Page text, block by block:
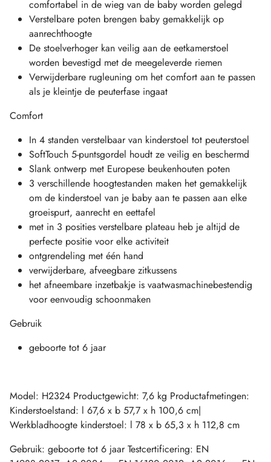
comfortabel in de wieg van de baby worden gelegd
Verstelbare poten brengen baby gemakkelijk op
aanrechthoogte
De stoelverhoger kan veilig aan de eetkamerstoel
worden bevestigd met de meegeleverde riemen
Verwijderbare rugleuning om het comfort aan te passen
als je kleintje de peuterfase ingaat
Comfort
In 4 standen verstelbaar van kinderstoel tot peuterstoel
SoftTouch 5-puntsgordel houdt ze veilig en beschermd
Slank ontwerp met Europese beukenhouten poten
3 verschillende hoogtestanden maken het gemakkelijk
om de kinderstoel van je baby aan te passen aan elke
groeispurt, aanrecht en eettafel
met in 3 posities verstelbare plateau heb je altijd de
perfecte positie voor elke activiteit
ontgrendeling met één hand
verwijderbare, afveegbare zitkussens
het afneembare inzetbakje is vaatwasmachinebestendig
voor eenvoudig schoonmaken
Gebruik
geboorte tot 6 jaar
Model: H2324 Productgewicht: 7,6 kg Productafmetingen:
Kinderstoelstand: l 67,6 x b 57,7 x h 100,6 cm|
Werkbladhoogte kinderstoel: l 78 x b 65,3 x h 112,8 cm
Gebruik: geboorte tot 6 jaar Testcertificering: EN